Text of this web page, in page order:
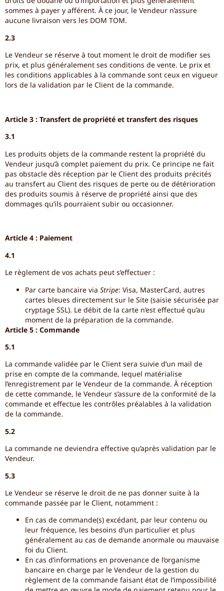
sommes à payer y afférent. À ce jour, le Vendeur n’assure
aucune livraison vers les DOM TOM.
2.3
Le Vendeur se réserve à tout moment le droit de modifier ses
prix, et plus généralement ses conditions de vente. Le prix et
les conditions applicables à la commande sont ceux en vigueur
lors de la validation par le Client de la commande.
Article 3 : Transfert de propriété et transfert des risques
3.1
Les produits objets de la commande restent la propriété du
Vendeur jusqu’à complet paiement du prix. Ce principe ne fait
pas obstacle dès réception par le Client des produits précités
au transfert au Client des risques de perte ou de détérioration
des produits soumis à réserve de propriété ainsi que des
dommages qu’ils pourraient subir ou occasionner.
Article 4 : Paiement
4.1
Le règlement de vos achats peut s’effectuer :
Par carte bancaire via Stripe: Visa, MasterCard, autres
cartes bleues directement sur le Site (saisie sécurisée par
cryptage SSL). Le débit de la carte n’est effectué qu’au
moment de la préparation de la commande.
Article 5 : Commande
5.1
La commande validée par le Client sera suivie d’un mail de
prise en compte de la commande, lequel matérialise
l’enregistrement par le Vendeur de la commande. À réception
de cette commande, le Vendeur s’assure de la conformité de la
commande et effectue les contrôles préalables à la validation
de la commande.
5.2
La commande ne deviendra effective qu’après validation par le
Vendeur.
5.3
Le Vendeur se réserve le droit de ne pas donner suite à la
commande passée par le Client, notamment :
En cas de commande(s) excédant, par leur contenu ou
leur fréquence, les besoins d’un particulier et plus
généralement au cas de demande anormale ou mauvaise
foi du Client.
En cas d’informations en provenance de l’organisme
bancaire en charge par le Vendeur de la gestion du
règlement de la commande faisant état de l’impossibilité